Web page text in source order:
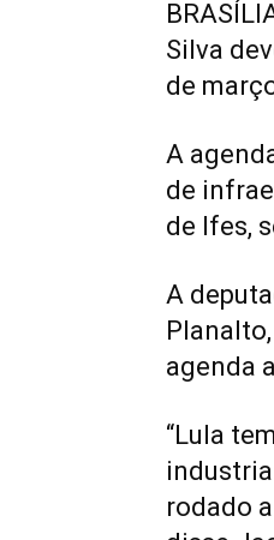
Silva
de
A
de
de Ifes,
A
agenda
“Lula
rodado